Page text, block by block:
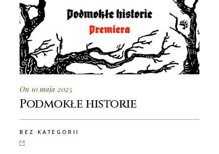
On 10 maja 2025
Podmokłe historie
BEZ KATEGORII